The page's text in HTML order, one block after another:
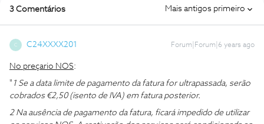
3 Comentários Mais antigos primeiro
C C24XXXX201 Forum|Forum|6 years ago
No preçario NOS:
" 1 Se a data limite de pagamento da fatura for ultrapassada, serão
cobrados €2,50 (isento de IVA) em fatura posterior.
2 Na ausência de pagamento da fatura, ficará impedido de utilizar